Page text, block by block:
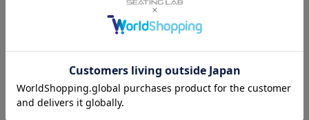
ペット用
モータースポーツ用